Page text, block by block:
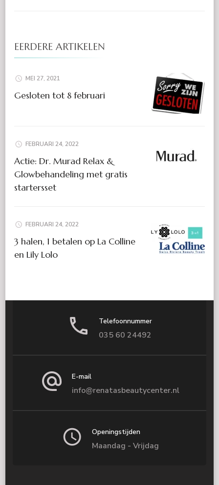
EERDERE ARTIKELEN
MEI 27, 2021
Gesloten tot 8 februari
FEBRUARI 24, 2022
Actie: Dr. Murad Relax &
Glowbehandeling met gratis
startersset
FEBRUARI 24, 2022
3 halen, 1 betalen op La Colline
en Lily Lolo
Telefoonnummer
035 60 24492
E-mail
info@renatasbeautycenter.nl
Openingstijden
Maandag - Vrijdag